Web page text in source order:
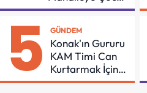
Şenliği
5 GÜNDEM
Konak'ın Gururu
KAM Timi Can
Kurtarmak İçin
Demir Aldı